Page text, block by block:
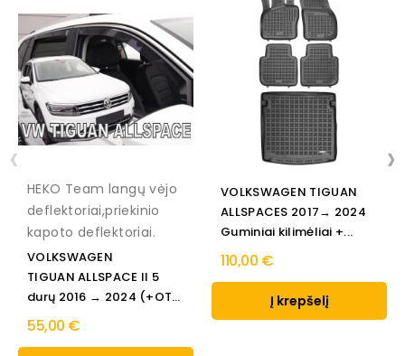
HEKO Team langų vėjo
deflektoriai,priekinio
kapoto deflektoriai.
VOLKSWAGEN
TIGUAN ALLSPACE II 5
durų 2016 → 2024 (+OT)
Langų...
55,00 €
VOLKSWAGEN TIGUAN
ALLSPACES 2017→ 2024
Guminiai kilimėliai +...
110,00 €
Į krepšelį
‹ ›